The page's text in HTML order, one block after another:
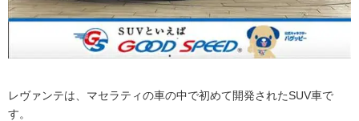
レヴァンテは、マセラティの車の中で初めて開発されたSUV車で
す。